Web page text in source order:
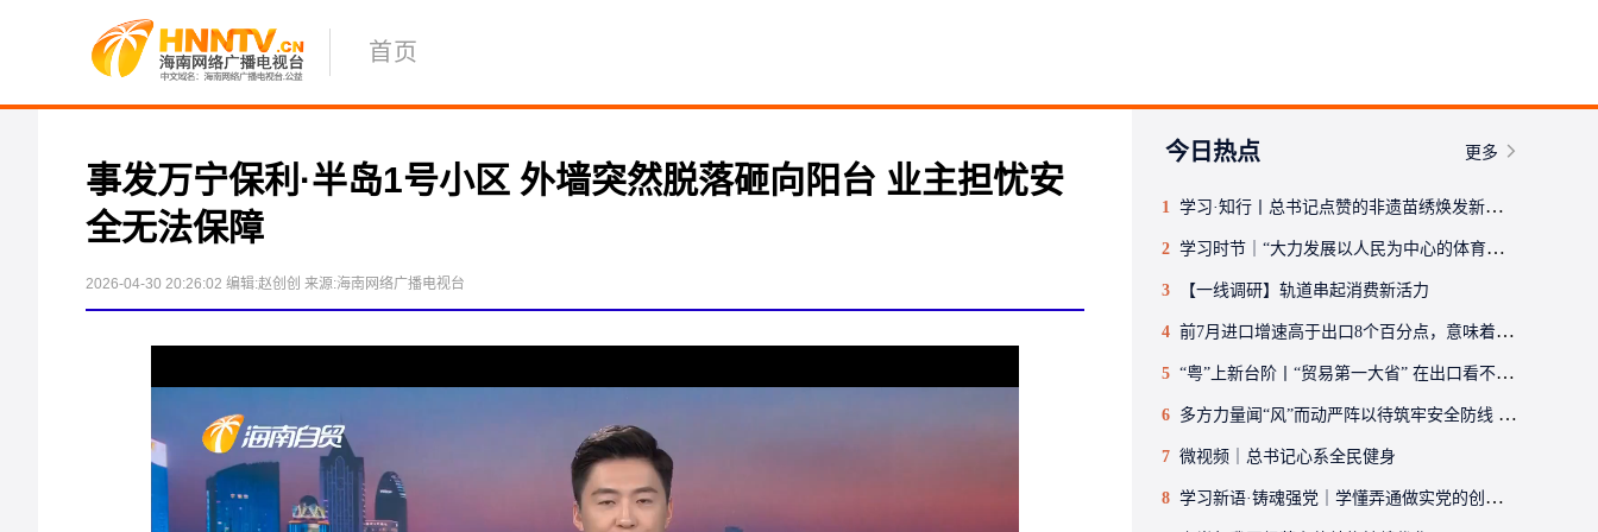
首页
事发万宁保利·半岛1号小区 外墙突然脱落砸向阳台 业主担忧安
全无法保障
2026-04-30 20:26:02 编辑:赵创创 来源:海南网络广播电视台
今日热点 更多
1 学习·知行丨总书记点赞的非遗苗绣焕发新生机
2 学习时节｜“大力发展以人民为中心的体育事业”
3 【一线调研】轨道串起消费新活力
4 前7月进口增速高于出口8个百分点，意味着什么（读者点题·共同关注）
5 “粤”上新台阶丨“贸易第一大省” 在出口看不见的“集装箱”？
6 多方力量闻“风”而动严阵以待筑牢安全防线 全力保障人民群众生命财产安全
7 微视频｜总书记心系全民健身
8 学习新语·铸魂强党｜学懂弄通做实党的创新理论